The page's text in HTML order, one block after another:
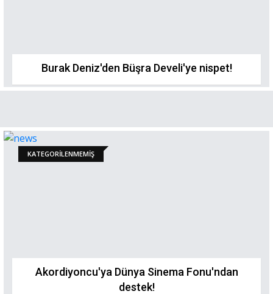
Burak Deniz'den Büşra Develi'ye nispet!
KATEGORILENMEMIŞ
Akordiyoncu'ya Dünya Sinema Fonu'ndan
destek!